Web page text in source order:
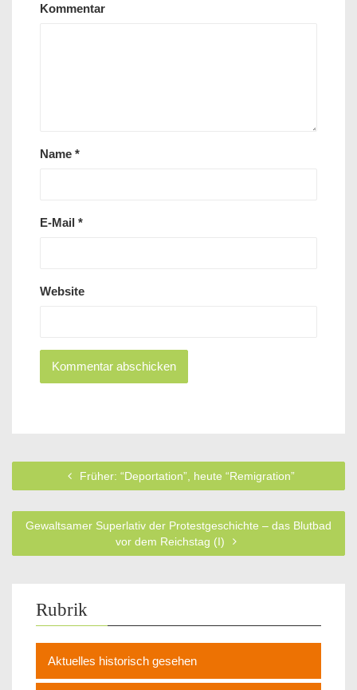
Kommentar
Name *
E-Mail *
Website
Früher: “Deportation”, heute “Remigration”
Gewaltsamer Superlativ der Protestgeschichte – das Blutbad
vor dem Reichstag (I)
Rubrik
Aktuelles historisch gesehen